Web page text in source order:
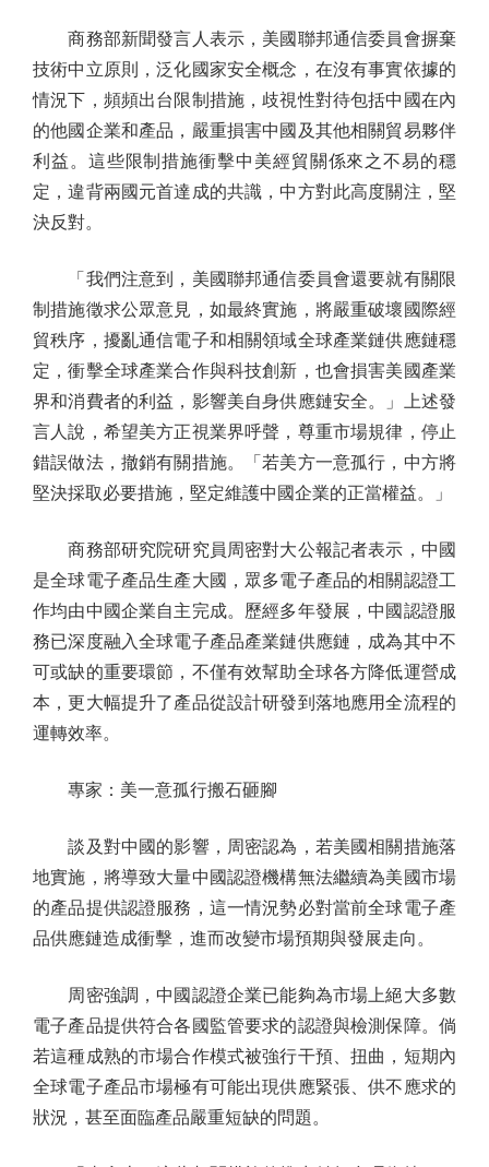
商務部新聞發言人表示，美國聯邦通信委員會摒棄
技術中立原則，泛化國家安全概念，在沒有事實依據的
情況下，頻頻出台限制措施，歧視性對待包括中國在內
的他國企業和產品，嚴重損害中國及其他相關貿易夥伴
利益。這些限制措施衝擊中美經貿關係來之不易的穩
定，違背兩國元首達成的共識，中方對此高度關注，堅
決反對。
「我們注意到，美國聯邦通信委員會還要就有關限
制措施徵求公眾意見，如最終實施，將嚴重破壞國際經
貿秩序，擾亂通信電子和相關領域全球產業鏈供應鏈穩
定，衝擊全球產業合作與科技創新，也會損害美國產業
界和消費者的利益，影響美自身供應鏈安全。」上述發
言人說，希望美方正視業界呼聲，尊重市場規律，停止
錯誤做法，撤銷有關措施。「若美方一意孤行，中方將
堅決採取必要措施，堅定維護中國企業的正當權益。」
商務部研究院研究員周密對大公報記者表示，中國
是全球電子產品生產大國，眾多電子產品的相關認證工
作均由中國企業自主完成。歷經多年發展，中國認證服
務已深度融入全球電子產品產業鏈供應鏈，成為其中不
可或缺的重要環節，不僅有效幫助全球各方降低運營成
本，更大幅提升了產品從設計研發到落地應用全流程的
運轉效率。
專家：美一意孤行搬石砸腳
談及對中國的影響，周密認為，若美國相關措施落
地實施，將導致大量中國認證機構無法繼續為美國市場
的產品提供認證服務，這一情況勢必對當前全球電子產
品供應鏈造成衝擊，進而改變市場預期與發展走向。
周密強調，中國認證企業已能夠為市場上絕大多數
電子產品提供符合各國監管要求的認證與檢測保障。倘
若這種成熟的市場合作模式被強行干預、扭曲，短期內
全球電子產品市場極有可能出現供應緊張、供不應求的
狀況，甚至面臨產品嚴重短缺的問題。